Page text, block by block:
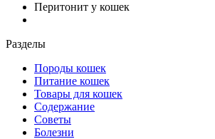
Перитонит у кошек
Разделы
Породы кошек
Питание кошек
Товары для кошек
Содержание
Советы
Болезни